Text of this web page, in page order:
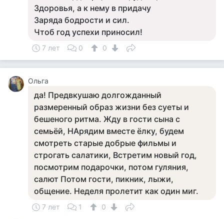
Здоровья, а к нему в придачу
Заряда бодрости и сил.
Чтоб год успехи приносил!
7 лет 0 0
Ольга
да! Предвкушаю долгожданный
размеренный образ жизни без суеты и
бешеного ритма. Жду в гости сына с
семьёй, НАрядим вместе ёлку, будем
смотреть старые добрые фильмы и
строгать салатики, Встретим новый год,
посмотрим подарочки, потом гуляния,
салют Потом гости, пикник, лыжи,
общение. Неделя пролетит как один миг.
7 лет 1 0